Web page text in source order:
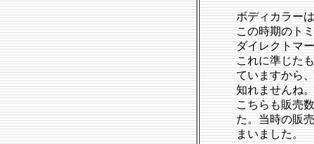
ボディカラー
この時期のト
ダイレクトマ
これに準じた
ていますから
知れませんね。
こちらも販売
た。当時の販
まいました。